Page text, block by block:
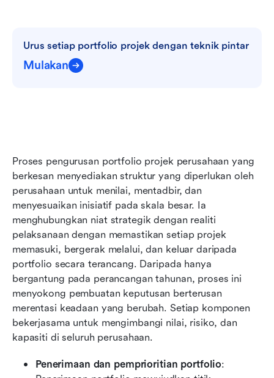
Urus setiap portfolio projek dengan teknik pintar
Mulakan
Proses pengurusan portfolio projek perusahaan yang
berkesan menyediakan struktur yang diperlukan oleh
perusahaan untuk menilai, mentadbir, dan
menyesuaikan inisiatif pada skala besar. Ia
menghubungkan niat strategik dengan realiti
pelaksanaan dengan memastikan setiap projek
memasuki, bergerak melalui, dan keluar daripada
portfolio secara terancang. Daripada hanya
bergantung pada perancangan tahunan, proses ini
menyokong pembuatan keputusan berterusan
merentasi keadaan yang berubah. Setiap komponen
bekerjasama untuk mengimbangi nilai, risiko, dan
kapasiti di seluruh perusahaan.
Penerimaan dan pemprioritian portfolio: